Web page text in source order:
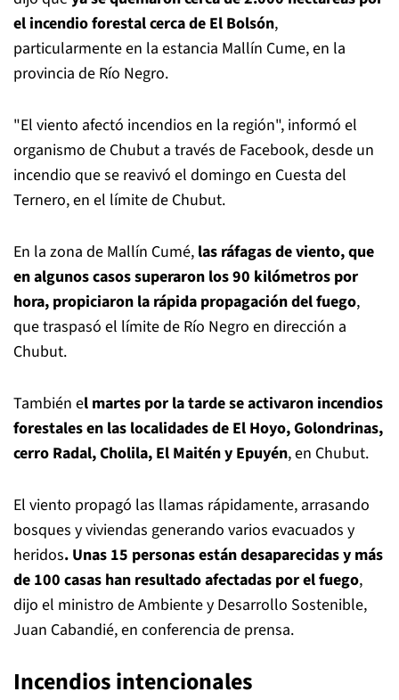
el incendio forestal cerca de El Bolsón,
particularmente en la estancia Mallín Cume, en la
provincia de Río Negro.
"El viento afectó incendios en la región", informó el
organismo de Chubut a través de Facebook, desde un
incendio que se reavivó el domingo en Cuesta del
Ternero, en el límite de Chubut.
En la zona de Mallín Cumé, las ráfagas de viento, que
en algunos casos superaron los 90 kilómetros por
hora, propiciaron la rápida propagación del fuego,
que traspasó el límite de Río Negro en dirección a
Chubut.
También el martes por la tarde se activaron incendios
forestales en las localidades de El Hoyo, Golondrinas,
cerro Radal, Cholila, El Maitén y Epuyén, en Chubut.
El viento propagó las llamas rápidamente, arrasando
bosques y viviendas generando varios evacuados y
heridos. Unas 15 personas están desaparecidas y más
de 100 casas han resultado afectadas por el fuego,
dijo el ministro de Ambiente y Desarrollo Sostenible,
Juan Cabandié, en conferencia de prensa.
Incendios intencionales